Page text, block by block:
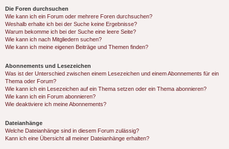
Die Foren durchsuchen
Wie kann ich ein Forum oder mehrere Foren durchsuchen?
Weshalb erhalte ich bei der Suche keine Ergebnisse?
Warum bekomme ich bei der Suche eine leere Seite?
Wie kann ich nach Mitgliedern suchen?
Wie kann ich meine eigenen Beiträge und Themen finden?
Abonnements und Lesezeichen
Was ist der Unterschied zwischen einem Lesezeichen und einem Abonnements für ein
Thema oder Forum?
Wie kann ich ein Lesezeichen auf ein Thema setzen oder ein Thema abonnieren?
Wie kann ich ein Forum abonnieren?
Wie deaktiviere ich meine Abonnements?
Dateianhänge
Welche Dateianhänge sind in diesem Forum zulässig?
Kann ich eine Übersicht all meiner Dateianhänge erhalten?